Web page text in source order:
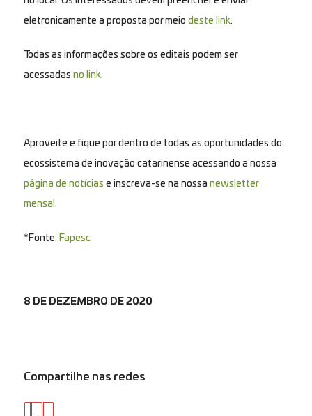
eletronicamente a proposta por meio deste link.
Todas as informações sobre os editais podem ser
acessadas no link.
Aproveite e fique por dentro de todas as oportunidades do
ecossistema de inovação catarinense acessando a nossa
página de notícias e inscreva-se na nossa newsletter
mensal .
*Fonte: Fapesc
8 DE DEZEMBRO DE 2020
Compartilhe nas redes